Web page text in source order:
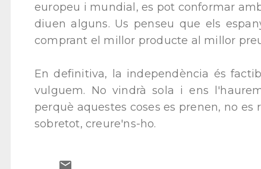
europeu i mundial, es pot conformar
diuen alguns. Us penseu que els
comprant el millor producte al millor
En definitiva, la independència és
vulguem. No vindrà sola i ens
perquè aquestes coses es prenen, no
sobretot, creure'ns-ho.